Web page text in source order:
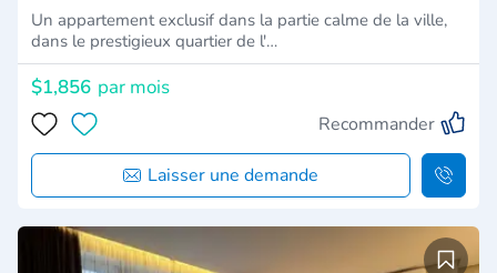
Un appartement exclusif dans la partie calme de la ville,
dans le prestigieux quartier de l'…
$1,856 par mois
Recommander
Laisser une demande